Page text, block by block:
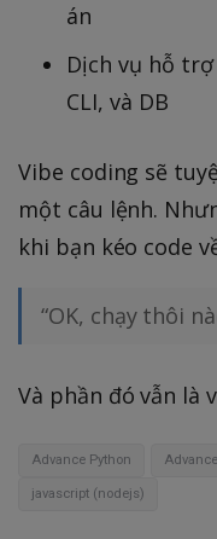
án
Dịch vụ hỗ
CLI, và DB
Vibe coding sẽ
một câu lệnh.
khi bạn kéo code
“OK, chạy thôi
Và phần đó vẫn là
Advance Python
javascript (nodejs)